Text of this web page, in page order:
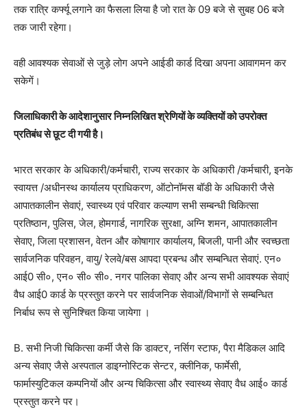
तक रात्रि कर्फ्यू लगाने का फैसला लिया है जो रात के 09 बजे से सुबह 06 बजे
तक जारी रहेगा।
वही आवश्यक सेवाओं से जुड़े लोग अपने आईडी कार्ड दिखा अपना आवागमन कर
सकेगें।
जिलाधिकारी के आदेशानुसार निम्नलिखित श्रेणियों के व्यक्तियों को उपरोक्त
प्रतिबंध से छूट दी गयी है।
भारत सरकार के अधिकारी/कर्मचारी, राज्य सरकार के अधिकारी /कर्मचारी, इनके
स्वायत्त /अधीनस्थ कार्यालय प्राधिकरण, ऑटोनॉमस बॉडी के अधिकारी जैसे
आपातकालीन सेवाएं, स्वास्थ्य एवं परिवार कल्याण सभी सम्बन्धी चिकित्सा
प्रतिष्ठान, पुलिस, जेल, होमगार्ड, नागरिक सुरक्षा, अग्नि शमन, आपातकालीन
सेवाए, जिला प्रशासन, वेतन और कोषागार कार्यालय, बिजली, पानी और स्वच्छता
सार्वजनिक परिवहन, वायु/ रेलवे/बस आपदा प्रबन्ध और सम्बन्धित सेवाएं. एन०
आई0 सी०, एन० सी० सी०. नगर पालिका सेवाए और अन्य सभी आवश्यक सेवाएं
वैध आई0 कार्ड के प्रस्तुत करने पर सार्वजनिक सेवाओं/विभागों से सम्बन्धित
निर्बाध रूप से सुनिश्चित किया जायेगा ।
B. सभी निजी चिकित्सा कर्मी जैसे कि डाक्टर, नर्सिग स्टाफ, पैरा मैडिकल आदि
अन्य सेवाए जैसे अस्पताल डाइग्नोस्टिक सेन्टर, क्लीनिक, फार्मेसी,
फार्मास्युटिकल कम्पनियों और अन्य चिकित्सा और स्वास्थ्य सेवाए वैध आई० कार्ड
प्रस्तुत करने पर।